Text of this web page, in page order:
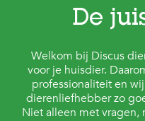
De
Welkom bij Discus
voor je huisdier.
professionaliteit en
dierenliefhebber zo
Niet alleen met vragen,